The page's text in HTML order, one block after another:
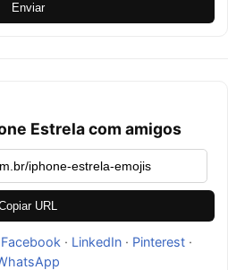
Enviar
Estrela com amigos
URL
Facebook · LinkedIn· Pinterest·